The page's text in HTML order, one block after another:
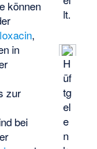
lt.
H
üf
tg
el
e
n
können
,
in
zur
bei